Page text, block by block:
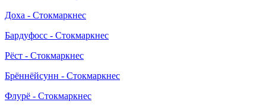
Доха - Стокмаркнес
Бардуфосс - Стокмаркнес
Рёст - Стокмаркнес
Брённёйсунн - Стокмаркнес
Флурё - Стокмаркнес